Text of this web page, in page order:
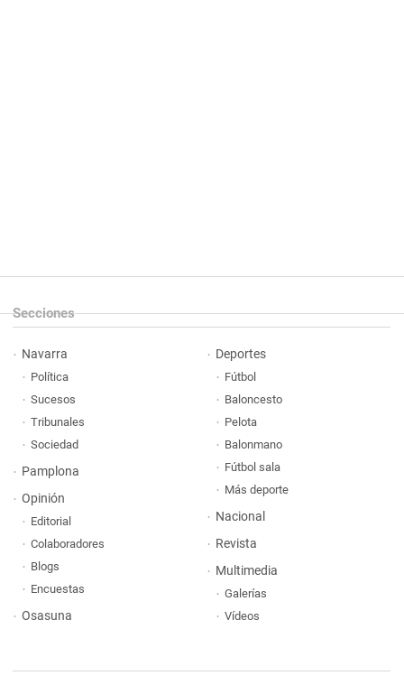
Secciones
Navarra
Política
Sucesos
Tribunales
Sociedad
Pamplona
Opinión
Editorial
Colaboradores
Blogs
Encuestas
Osasuna
Deportes
Fútbol
Baloncesto
Pelota
Balonmano
Fútbol sala
Más deporte
Nacional
Revista
Multimedia
Galerías
Vídeos